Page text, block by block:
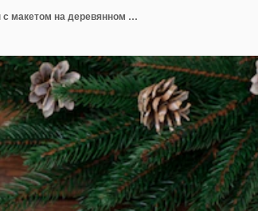
Женские руки держат современный смартфон с макетом на деревянном винтажном столе с рождественскими украшениями. Шаблон плоской планировки. Еловый венок